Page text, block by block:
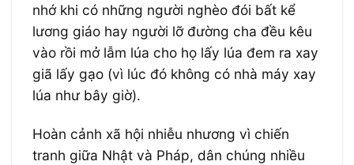
nhớ khi có những người nghèo đói bất kể
lương giáo hay người lỡ đường cha đều kêu
vào rồi mở lẫm lúa cho họ lấy lúa đem ra xay
giã lấy gạo (vì lúc đó không có nhà máy xay
lúa như bây giờ).
Hoàn cảnh xã hội nhiễu nhương vì chiến
tranh giữa Nhật và Pháp, dân chúng nhiều